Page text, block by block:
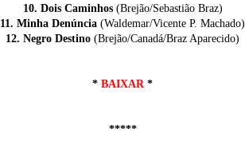
10. Dois Caminhos (Brejão/Sebastião Braz)
11. Minha Denúncia (Waldemar/Vicente P. Machado)
12. Negro Destino (Brejão/Canadá/Braz Aparecido)
* BAIXAR*
*****